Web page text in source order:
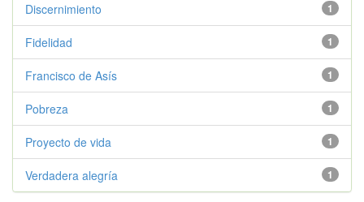
1
Discernimiento
1
Fidelidad
1
Francisco de Asís
1
Pobreza
1
Proyecto de vida
1
Verdadera alegría